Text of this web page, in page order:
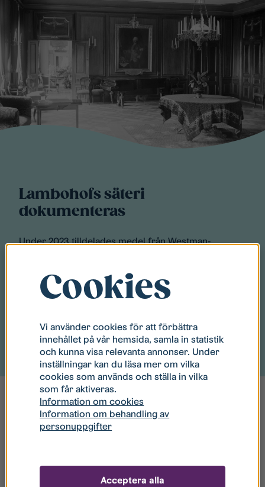
Lambohofs säteri
dokumenteras
Under 2023 tilldelades medel från Westman-
levandegöra den berättelsen på olika sätt framöver.
Arbetet är ett samarbetet mellan Kulturfastigheter
Läs mer i artikeln
Lambohof är ett av de få bevarade svenska exemplen
Cookies
Vi använder cookies för att förbättra
innehållet på vår hemsida, samla in statistik
och kunna visa relevanta annonser. Under
inställningar kan du läsa mer om vilka
cookies som används och ställa in vilka
som får aktiveras.
Information om cookies
Information om behandling av
personuppgifter
Acceptera alla